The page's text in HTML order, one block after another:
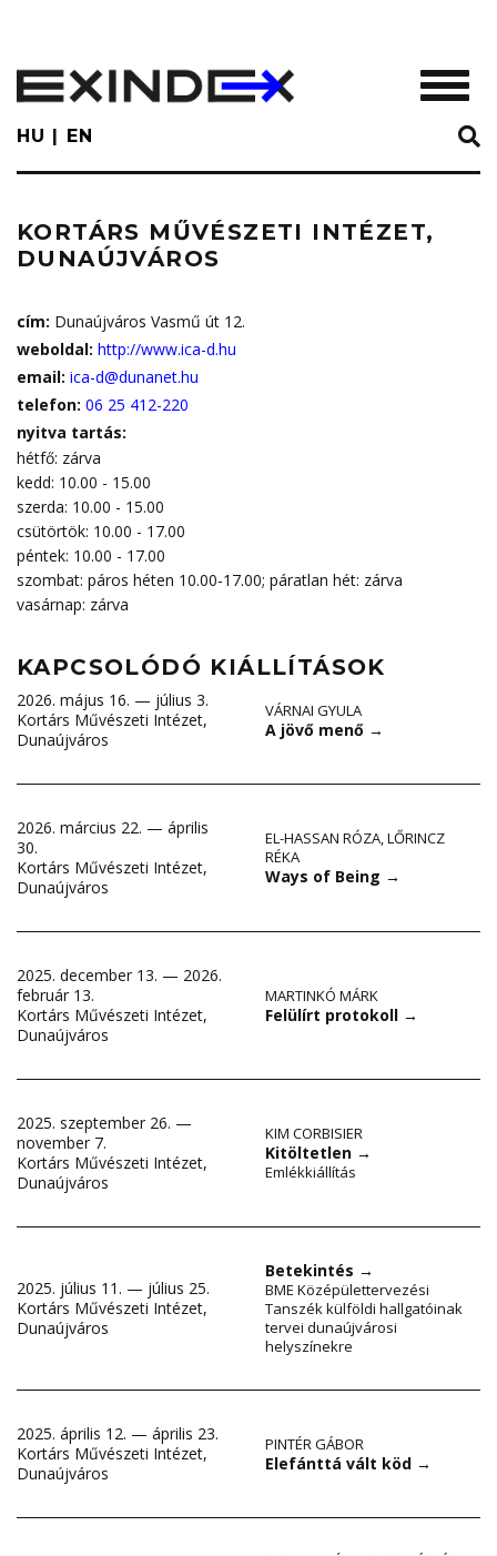
main
content
HU EN
KORTÁRS MŰVÉSZETI INTÉZET,
DUNAÚJVÁROS
cím: Dunaújváros Vasmű út 12.
weboldal: http://www.ica-d.hu
email: ica-d@dunanet.hu
telefon: 06 25 412-220
nyitva tartás:
hétfő: zárva
kedd: 10.00 - 15.00
szerda: 10.00 - 15.00
csütörtök: 10.00 - 17.00
péntek: 10.00 - 17.00
szombat: páros héten 10.00-17.00; páratlan hét: zárva
vasárnap: zárva
KAPCSOLÓDÓ KIÁLLÍTÁSOK
2026. május 16. — július 3.
Kortárs Művészeti Intézet,
Dunaújváros
VÁRNAI GYULA
A jövő menő →
2026. március 22. — április
30.
Kortárs Művészeti Intézet,
Dunaújváros
EL-HASSAN RÓZA,LŐRINCZ
RÉKA
Ways of Being →
2025. december 13. — 2026.
február 13.
Kortárs Művészeti Intézet,
Dunaújváros
MARTINKÓ MÁRK
Felülírt protokoll →
2025. szeptember 26. —
november 7.
Kortárs Művészeti Intézet,
Dunaújváros
KIM CORBISIER
Kitöltetlen →
Emlékkiállítás
2025. július 11. — július 25.
Kortárs Művészeti Intézet,
Dunaújváros
Betekintés →
BME Középülettervezési
Tanszék külföldi hallgatóinak
tervei dunaújvárosi
helyszínekre
2025. április 12. — április 23.
Kortárs Művészeti Intézet,
Dunaújváros
PINTÉR GÁBOR
Elefánttá vált köd →